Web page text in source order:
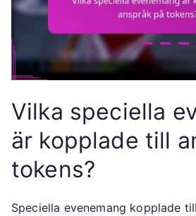
Vilka speciella
är kopplade till
tokens?
Speciella evenemang kopplade